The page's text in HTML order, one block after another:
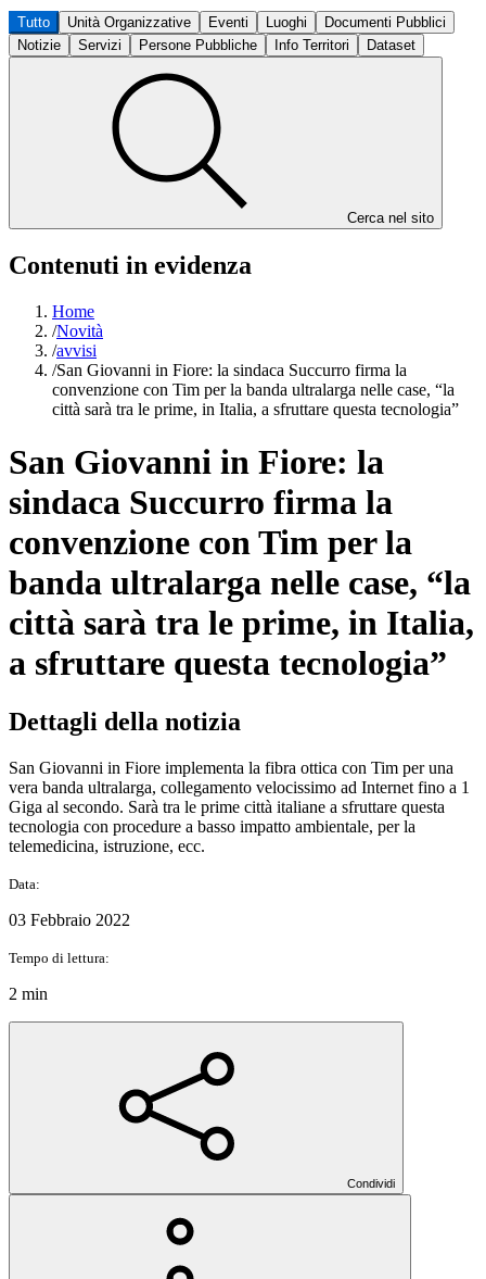
Tutto Unità Organizzative Eventi Luoghi
Documenti Pubblici
Notizie
Servizi Persone Pubbliche Info Territori Dataset
Cerca nel sito
Contenuti in evidenza
Home
/Novità
/avvisi
/San Giovanni in Fiore: la sindaca Succurro firma la
convenzione con Tim per la banda ultralarga nelle case, “la
città sarà tra le prime, in Italia, a sfruttare questa tecnologia”
San Giovanni in Fiore: la
sindaca Succurro firma la
convenzione con Tim per la
banda ultralarga nelle case, “la
città sarà tra le prime, in Italia,
a sfruttare questa tecnologia”
Dettagli della notizia
San Giovanni in Fiore implementa la fibra ottica con Tim per una
vera banda ultralarga, collegamento velocissimo ad Internet fino a 1
Giga al secondo. Sarà tra le prime città italiane a sfruttare questa
tecnologia con procedure a basso impatto ambientale, per la
telemedicina, istruzione, ecc.
Data:
03 Febbraio 2022
Tempo di lettura:
2 min
Condividi